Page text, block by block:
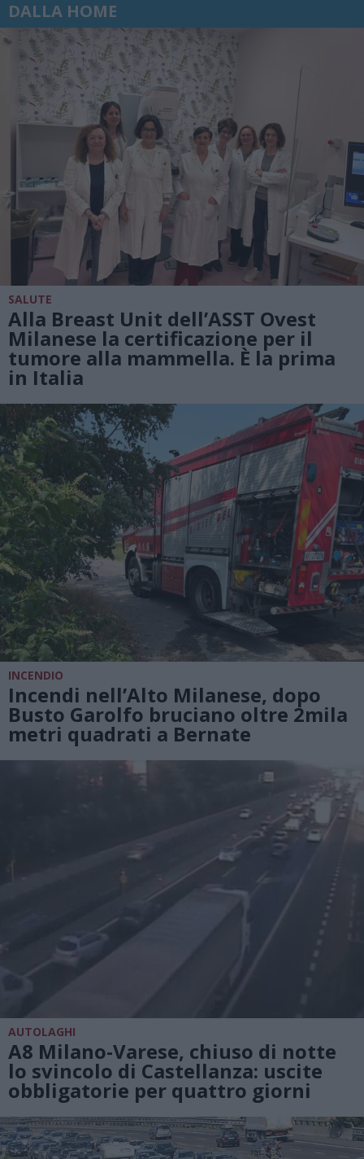
DALLA HOME
SALUTE
Alla Breast Unit dell’ASST Ovest
Milanese la certificazione per il
tumore alla mammella. È la prima
in Italia
INCENDIO
Incendi nell’Alto Milanese, dopo
Busto Garolfo bruciano oltre 2mila
metri quadrati a Bernate
AUTOLAGHI
A8 Milano-Varese, chiuso di notte
lo svincolo di Castellanza: uscite
obbligatorie per quattro giorni